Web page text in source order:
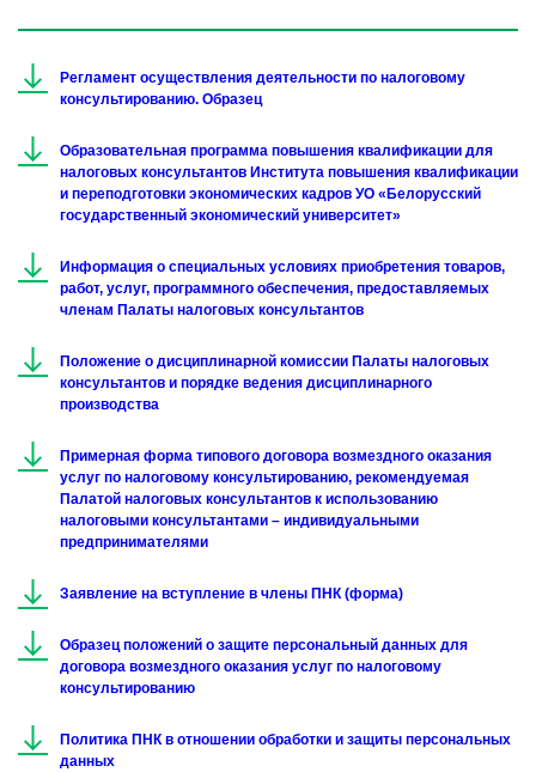
Регламент осуществления деятельности по налоговому
консультированию. Образец
Образовательная программа повышения квалификации для
налоговых консультантов Института повышения квалификации
и переподготовки экономических кадров УО «Белорусский
государственный экономический университет»
Информация о специальных условиях приобретения товаров,
работ, услуг, программного обеспечения, предоставляемых
членам Палаты налоговых консультантов
Положение о дисциплинарной комиссии Палаты налоговых
консультантов и порядке ведения дисциплинарного
производства
Примерная форма типового договора возмездного оказания
услуг по налоговому консультированию, рекомендуемая
Палатой налоговых консультантов к использованию
налоговыми консультантами – индивидуальными
предпринимателями
Заявление на вступление в члены ПНК (форма)
Образец положений о защите персональный данных для
договора возмездного оказания услуг по налоговому
консультированию
Политика ПНК в отношении обработки и защиты персональных
данных